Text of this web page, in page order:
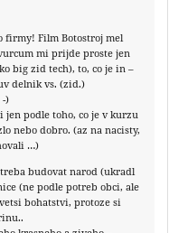
Film Botostroj mel
mi prijde proste jen
big zid tech), to, co je in –
delnik vs. (zid.)
)
podle toho, co je v kurzu
nebo dobro. (az na nacisty,
…)
budovat narod (ukradl
(ne podle potreb obci, ale
bohatstvi, protoze si